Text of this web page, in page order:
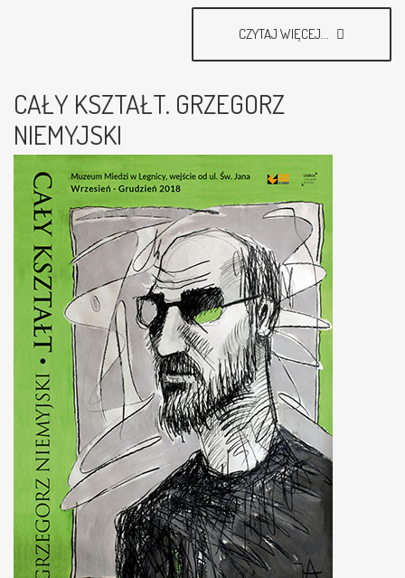
CZYTAJ WIĘCEJ...
CAŁY KSZTAŁT. GRZEGORZ
NIEMYJSKI